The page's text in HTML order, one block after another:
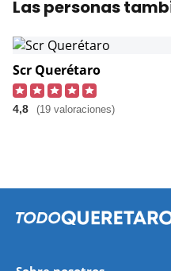
Las personas
Scr Querétaro
4,8 (19 valoraciones)